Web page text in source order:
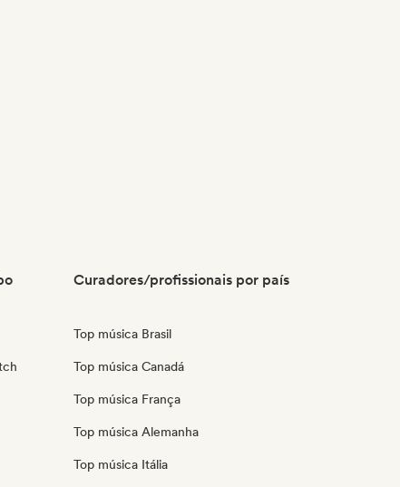
Curadores/profissionais por país
Top música Brasil
Top música Canadá
Top música França
Top música Alemanha
Top música Itália